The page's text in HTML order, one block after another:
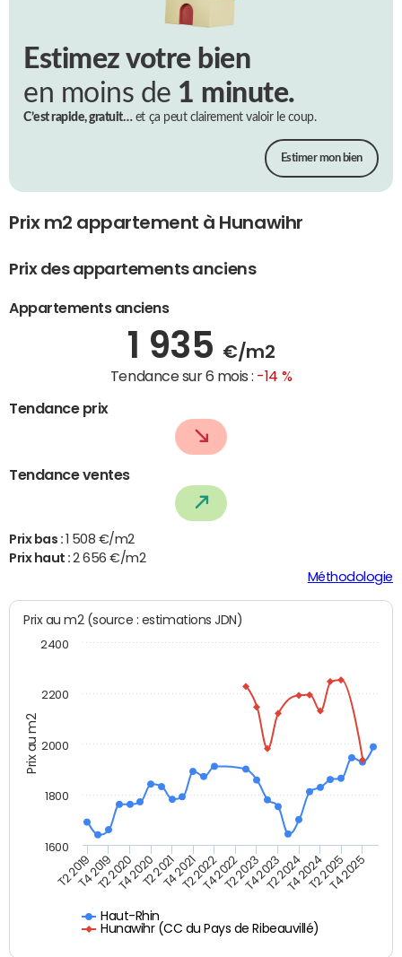
Estimez votre bien
en moins de 1 minute.
C’est rapide, gratuit…et ça peut clairement valoir le coup.
Estimer mon bien
Prix m2 appartement à Hunawihr
Prix des appartements anciens
Appartements anciens
1 935 €/m2
Tendance sur 6 mois : -14 %
Tendance prix
Tendance ventes
Prix bas : 1 508 €/m2
Prix haut :2 656 €/m2
Méthodologie
Prix au m2
Prix au m2 (source : estimations JDN)
Haut-Rhin
Hunawihr (CC du Pays de Ribeauvillé)
T2 2019T4 2019T2 2020T4 2020T2 2021T4 2021T2 2022T4 2022T2 2023T4 2023T2 2024T4 2024T2 2025T4 2025
1600
1800
2000
2200
2400